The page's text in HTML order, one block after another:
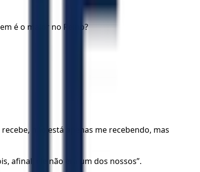
é o maior no Reino?
não está apenas me recebendo, mas
afinal, ele não era um dos nossos”.